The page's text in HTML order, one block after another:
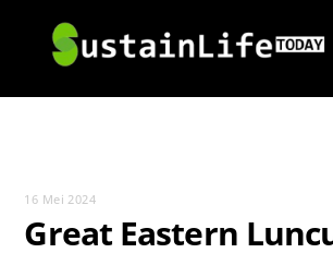
content
16 Mei 2024
Great Eastern